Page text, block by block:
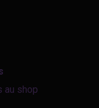
au shop